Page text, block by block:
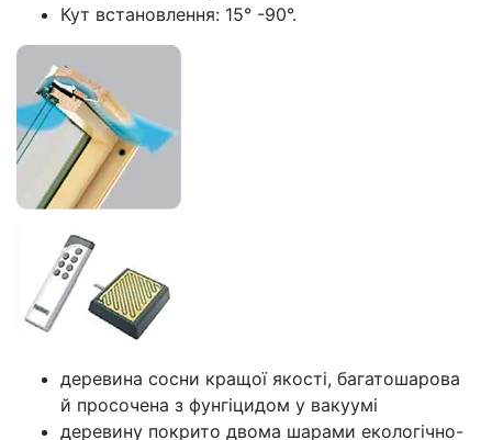
Кут встановлення: 15° -90°.
деревина сосни кращої якості, багатошарова
й просочена з фунгіцидом у вакуумі
деревину покрито двома шарами екологічно-